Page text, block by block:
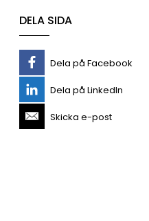
DELA SIDA
Dela på Facebook
Dela på LinkedIn
Skicka e-post